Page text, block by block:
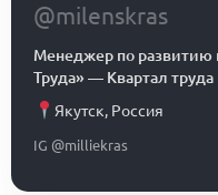
@milenskras
Менеджер по развитию
Труда» — Квартал труда
Якутск, Россия
IG @milliekras